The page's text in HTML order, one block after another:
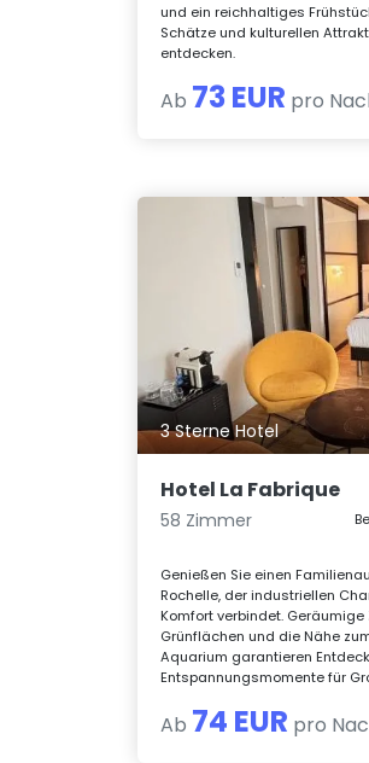
und ein reichhaltiges
Schätze und kulturellen
entdecken.
Ab 73 EUR pro
3 Sterne Hotel
Hotel La Fabrique
58 Zimmer
Genießen Sie einen
Rochelle, der industriellen
Komfort verbindet. Geräumige
Grünflächen und die Nähe
Aquarium garantieren
Entspannungsmomente für
Ab 74 EUR pro